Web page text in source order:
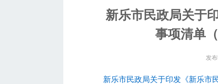
新乐市民政局关于
事项清单
发
新乐市民政局关于印发《新乐市